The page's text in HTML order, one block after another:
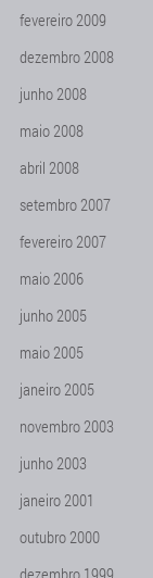
fevereiro 2009
dezembro 2008
junho 2008
maio 2008
abril 2008
setembro 2007
fevereiro 2007
maio 2006
junho 2005
maio 2005
janeiro 2005
novembro 2003
junho 2003
janeiro 2001
outubro 2000
dezembro 1999